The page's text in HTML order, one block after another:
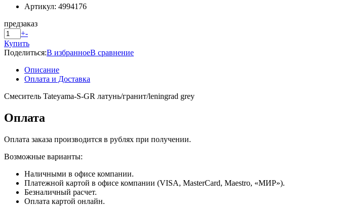
Артикул: 4994176
предзаказ
+-
Купить
Поделиться:В избранноеВ сравнение
Описание
Оплата и Доставка
Смеситель Tateyama-S-GR латунь/гранит/leningrad grey
Оплата
Оплата заказа производится в рублях при получении.
Возможные варианты:
Наличными в офисе компании.
Платежной картой в офисе компании (VISA, MasterCard, Maestro, «МИР»).
Безналичный расчет.
Оплата картой онлайн.